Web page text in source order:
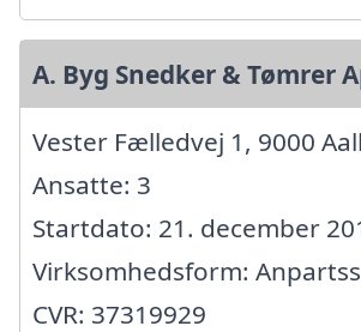
A. Byg Snedker & Tømrer
Vester Fælledvej 1, 9000
Ansatte: 3
Startdato: 21. december
Virksomhedsform:
CVR: 37319929